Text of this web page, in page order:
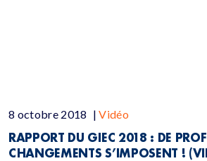
8 octobre 2018 | Vidéo
RAPPORT DU GIEC 2018 : DE
CHANGEMENTS S’IMPOSENT !